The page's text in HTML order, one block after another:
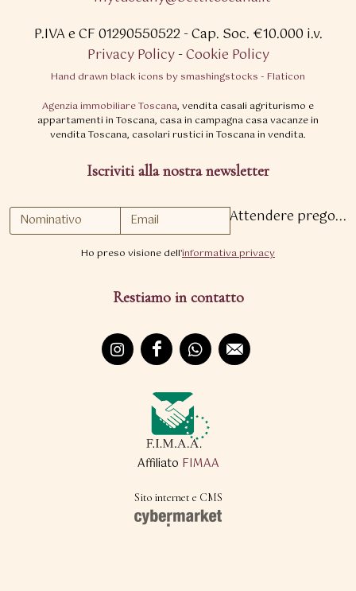
P.IVA e CF 01290550522 - Cap. Soc. €10.000 i.v.
Privacy Policy -Cookie Policy
Hand drawn black icons by smashingstocks - Flaticon
Agenzia immobiliare Toscana, vendita casali agriturismo e
appartamenti in Toscana, casa in campagna casa vacanze in
vendita Toscana, casolari rustici in Toscana in vendita.
Iscriviti alla nostra newsletter
Attendere prego...
Ho preso visione dell'informativa privacy
Restiamo in contatto
Affiliato FIMAA
Sito internet e CMS